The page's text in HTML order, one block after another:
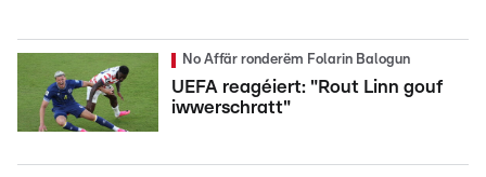
No Affär ronderëm Folarin Balogun
UEFA reagéiert: "Rout Linn gouf
iwwerschratt"